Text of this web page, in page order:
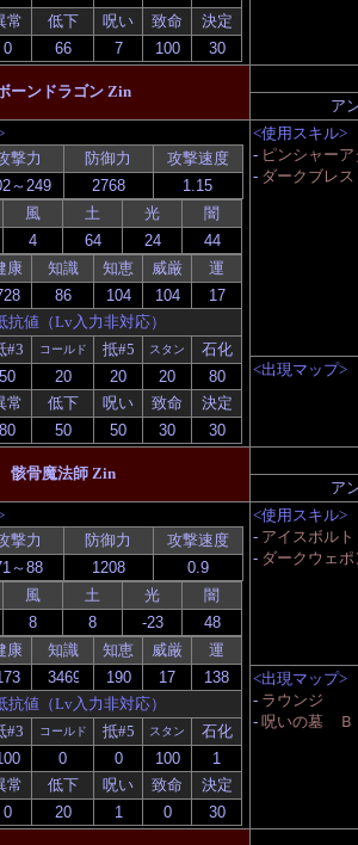
常 低下 呪い 致命 決定
ーンドラゴン Zin
ア
撃力 防御力 攻撃速度
風 土 光 闇
康 知識 知恵 威厳 運
抗値（Lv入力非対応）
#3 コールド 抵#5 スタン 石化
常 低下 呪い 致命 決定
<使用スキル>
- ピンシャー
- ダークブレス
<出現マップ>
骸骨魔法師 Zin
ア
撃力 防御力 攻撃速度
風 土 光 闇
康 知識 知恵 威厳 運
抗値（Lv入力非対応）
#3 コールド 抵#5 スタン 石化
常 低下 呪い 致命 決定
<使用スキル>
- アイスボルト
- ダークウェポ
<出現マップ>
- ラウンジ
- 呪いの墓 Ｂ